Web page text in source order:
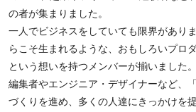
の者が集まりました。
一人でビジネスをしていても限界があり
らこそ生まれるような、おもしろいプロ
という想いを持つメンバーが揃いました。
編集者やエンジニア・デザイナーなど、
づくりを進め、多くの人達にきっかけを